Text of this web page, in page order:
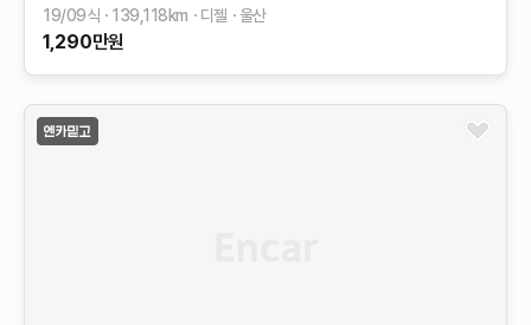
19/09식 139,118km 디젤 울산
1,290만원